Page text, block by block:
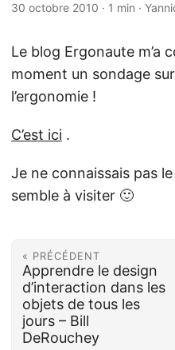
30 octobre 2010 · 1 min ·
Le blog Ergonaute m’a
moment un sondage
l’ergonomie !
C’est ici .
Je ne connaissais pas
semble à visiter 🙂
« PRÉCÉDENT
Apprendre le design
d’interaction dans les
objets de tous les
jours – Bill
DeRouchey